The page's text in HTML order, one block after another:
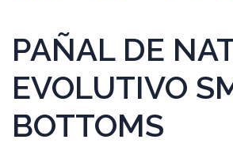
PAÑAL DE
EVOLUTIVO
BOTTOMS